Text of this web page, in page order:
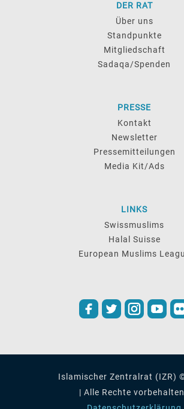
DER RAT
Über uns
Standpunkte
Mitgliedschaft
Sadaqa/Spenden
PRESSE
Kontakt
Newsletter
Pressemitteilungen
Media Kit/Ads
LINKS
Swissmuslims
Halal Suisse
European Muslims
Islamischer Zentralrat (IZR)
| Alle Rechte